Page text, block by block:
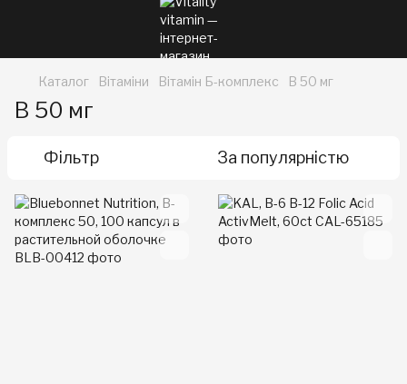
Каталог Вітаміни Вітамін Б-комплекс В 50 мг
В 50 мг
Фільтр За популярністю